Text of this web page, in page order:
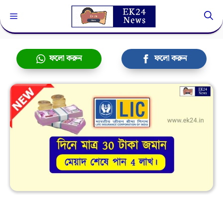
to
content
Menu
ফলো করুন ফলো করুন